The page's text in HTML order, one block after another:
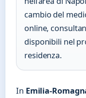
cambio del
online,
disponibili nel
residenza.
In Emilia-